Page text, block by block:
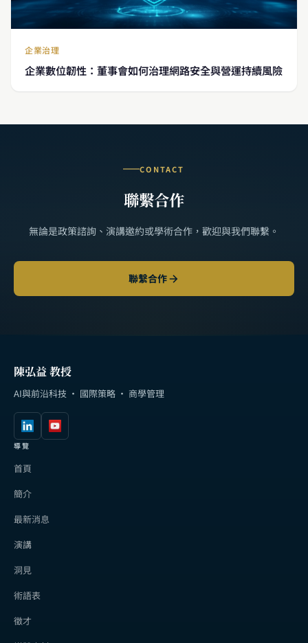
企業治理
企業數位韌性：董事會如何治理網路安全與營運持續風險
CONTACT
聯繫合作
無論是政策諮詢、演講邀約或學術合作，歡迎與我們聯繫。
聯繫合作
陳弘益 教授
AI與前沿科技 · 國際策略 · 商學管理
導覽
首頁
簡介
最新消息
演講
洞見
術語表
徵才